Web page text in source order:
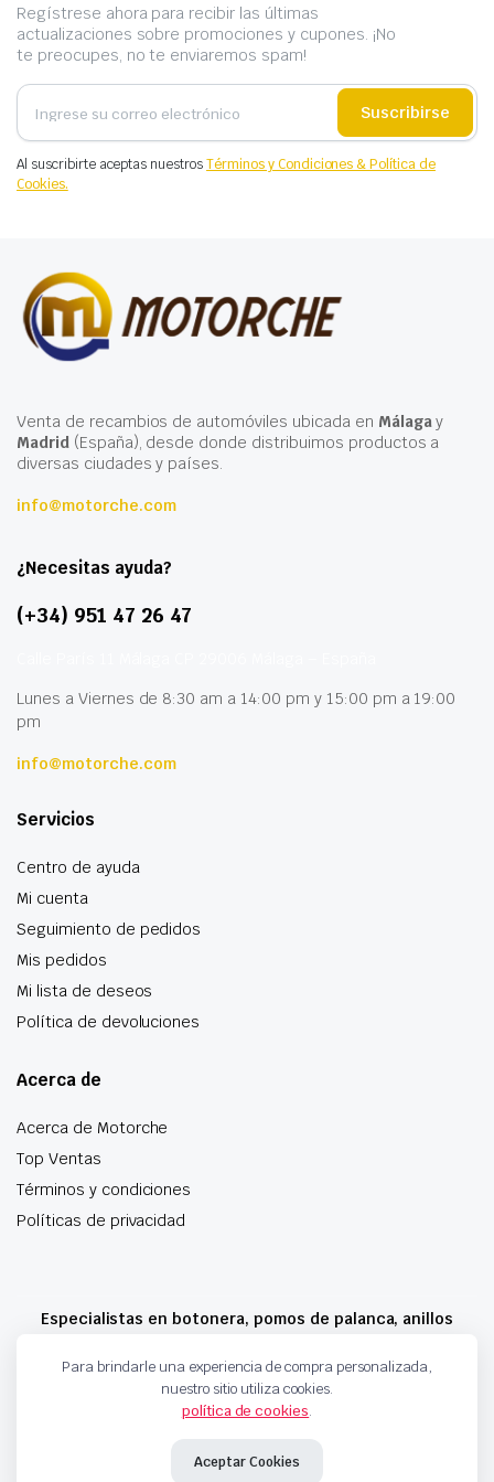
Regístrese ahora para recibir las últimas
actualizaciones sobre promociones y cupones. ¡No
te preocupes, no te enviaremos spam!
Suscribirse
Al suscribirte aceptas nuestrosTérminos y Condiciones & Política de
Cookies.
Venta de recambios de automóviles ubicada en Málagay
Madrid(España), desde donde distribuimos productos a
diversas ciudades y países.
info@motorche.com
¿Necesitas ayuda?
(+34) 951 47 26 47
Lunes a Viernes de 8:30 am a 14:00 pm y 15:00 pm a 19:00
pm
info@motorche.com
Servicios
Centro de ayuda
Mi cuenta
Seguimiento de pedidos
Mis pedidos
Mi lista de deseos
Política de devoluciones
Acerca de
Acerca de Motorche
Top Ventas
Términos y condiciones
Políticas de privacidad
Especialistas en botonera, pomos de palanca, anillos
Copyright 2024 © Motorche Autoparts. Todos los derechos reservados
Para brindarle una experiencia de compra personalizada,
nuestro sitio utiliza cookies.
política de cookies.
Aceptar Cookies